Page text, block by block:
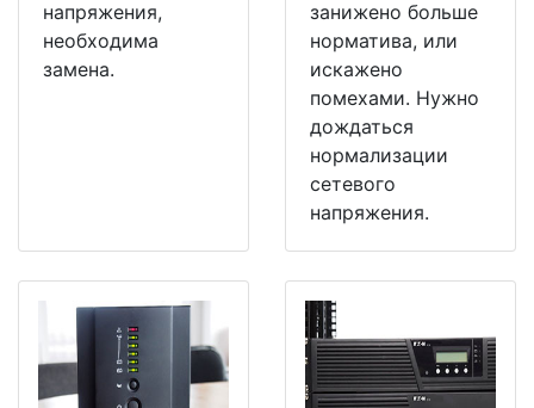
напряжения,
необходима
замена.
занижено больше
норматива, или
искажено
помехами. Нужно
дождаться
нормализации
сетевого
напряжения.